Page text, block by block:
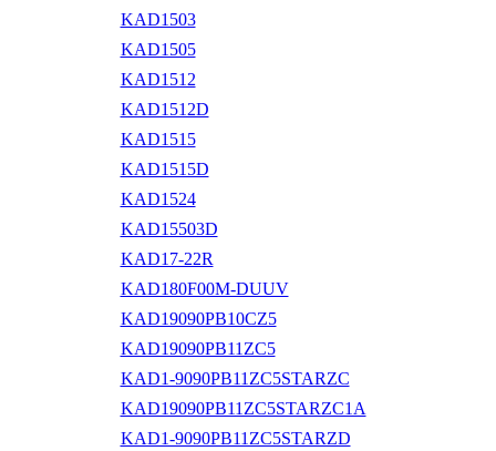
KAD1503
KAD1505
KAD1512
KAD1512D
KAD1515
KAD1515D
KAD1524
KAD15503D
KAD17-22R
KAD180F00M-DUUV
KAD19090PB10CZ5
KAD19090PB11ZC5
KAD1-9090PB11ZC5STARZC
KAD19090PB11ZC5STARZC1A
KAD1-9090PB11ZC5STARZD